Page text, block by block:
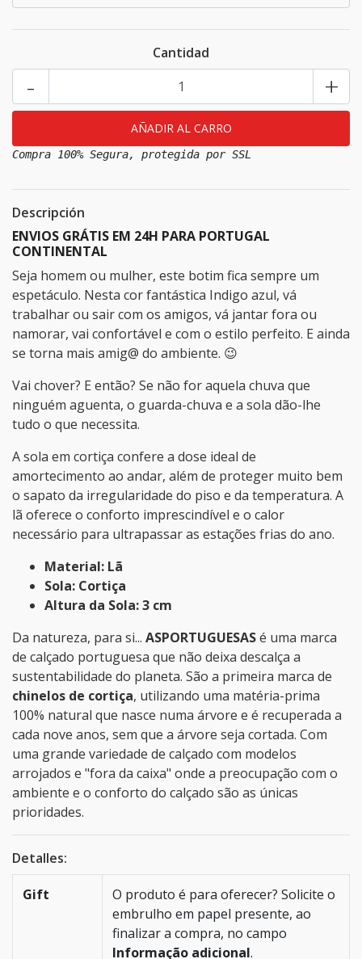
Cantidad
+
-
Compra 100% Segura, protegida por SSL
Descripción
ENVIOS GRÁTIS EM 24H PARA PORTUGAL
CONTINENTAL
Seja homem ou mulher, este botim fica sempre um
espetáculo. Nesta cor fantástica Indigo azul, vá
trabalhar ou sair com os amigos, vá jantar fora ou
namorar, vai confortável e com o estilo perfeito. E ainda
se torna mais amig@ do ambiente. 😉
Vai chover? E então? Se não for aquela chuva que
ninguém aguenta, o guarda-chuva e a sola dão-lhe
tudo o que necessita.
A sola em cortiça confere a dose ideal de
amortecimento ao andar, além de proteger muito bem
o sapato da irregularidade do piso e da temperatura. A
lã oferece o conforto imprescindível e o calor
necessário para ultrapassar as estações frias do ano.
Material: Lã
Sola: Cortiça
Altura da Sola: 3 cm
Da natureza, para si... ASPORTUGUESASé uma marca
de calçado portuguesa que não deixa descalça a
sustentabilidade do planeta. São a primeira marca de
chinelos de cortiça, utilizando uma matéria-prima
100% natural que nasce numa árvore e é recuperada a
cada nove anos, sem que a árvore seja cortada. Com
uma grande variedade de calçado com modelos
arrojados e "fora da caixa" onde a preocupação com o
ambiente e o conforto do calçado são as únicas
prioridades.
Detalles:
Gift
O produto é para oferecer? Solicite o
embrulho em papel presente, ao
finalizar a compra, no campo
Informação adicional.